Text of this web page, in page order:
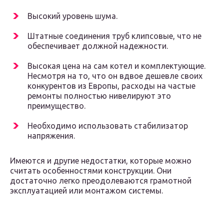
Высокий уровень шума.
Штатные соединения труб клипсовые, что не
обеспечивает должной надежности.
Высокая цена на сам котел и комплектующие.
Несмотря на то, что он вдвое дешевле своих
конкурентов из Европы, расходы на частые
ремонты полностью нивелируют это
преимущество.
Необходимо использовать стабилизатор
напряжения.
Имеются и другие недостатки, которые можно
считать особенностями конструкции. Они
достаточно легко преодолеваются грамотной
эксплуатацией или монтажом системы.